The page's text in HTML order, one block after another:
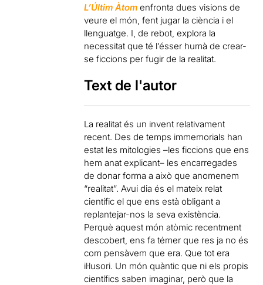
L’Últim Àtom enfronta dues visions de
veure el món, fent jugar la ciència i el
llenguatge. I, de rebot, explora la
necessitat que té l’ésser humà de crear-
se ficcions per fugir de la realitat.
Text de l'autor
La realitat és un invent relativament
recent. Des de temps immemorials han
estat les mitologies –les ficcions que ens
hem anat explicant– les encarregades
de donar forma a això que anomenem
“realitat”. Avui dia és el mateix relat
científic el que ens està obligant a
replantejar-nos la seva existència.
Perquè aquest món atòmic recentment
descobert, ens fa témer que res ja no és
com pensàvem que era. Que tot era
il·lusori. Un món quàntic que ni els propis
científics saben imaginar, però que la